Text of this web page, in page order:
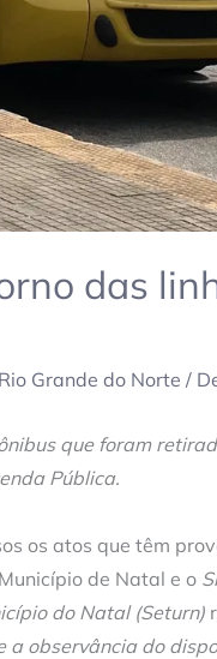
das
Rio Grande do Norte /
que foram
Pública.
os atos que têm
de Natal e o
do Natal (Seturn)
a observância do